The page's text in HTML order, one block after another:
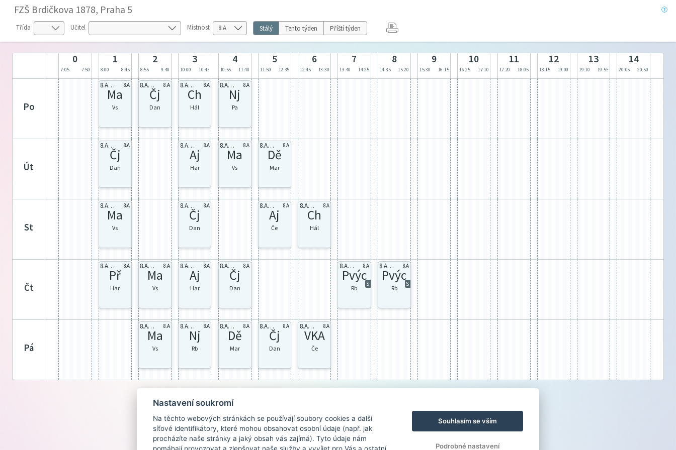
FZŠ Brdičkova 1878, Praha 5
Třída Učitel Místnost Stálý Tento týden Příští týden
0
7:05 7:50
1
8:00 8:45
2
8:55 9:40
3
10:00 10:45
4
10:55 11:40
5
11:50 12:35
6
12:45 13:30
7
13:40 14:25
8
14:35 15:20
9
15:30 16:15
10
16:25 17:10
11
17:20 18:05
12
18:15 19:00
13
19:10 19:55
14
20:05 20:50
po
8.A celá 8.A
Ma
Vs
8.A celá 8.A
Čj
Dan
8.A celá 8.A
Ch
Hál
8.A Nj2 8.A
Nj
Pa
út
8.A celá 8.A
Čj
Dan
8.A AJ2 8.A
Aj
Har
8.A celá 8.A
Ma
Vs
8.A celá 8.A
Dě
Mar
st
8.A celá 8.A
Ma
Vs
8.A celá 8.A
Čj
Dan
8.A Aj1 8.A
Aj
Če
8.A celá 8.A
Ch
Hál
čt
8.A celá 8.A
Př
Har
8.A celá 8.A
Ma
Vs
8.A AJ2 8.A
Aj
Har
8.A celá 8.A
Čj
Dan
8.A Pv2 8.A
Pvýc
S
Rb
8.A Pv2 8.A
Pvýc
S
Rb
pá
8.A celá 8.A
Ma
Vs
8.A Nj1 8.A
Nj
Rb
8.A celá 8.A
Dě
Mar
8.A celá 8.A
Čj
Dan
8.A Aj1 8.A
VKA
Če
Nastavení soukromí
Na těchto webových stránkách se používají soubory cookies a další
síťové identifikátory, které mohou obsahovat osobní údaje (např. jak
procházíte naše stránky a jaký obsah vás zajímá). Tyto údaje nám
Souhlasím se vším
Podrobné nastavení